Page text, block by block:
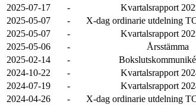
2025-07-17
-
Kvartalsrapport
2025-05-07
-
X-dag ordinarie utdelning
2025-05-07
-
Kvartalsrapport
2025-05-06
-
Årsstämma
2025-02-14
-
2024-10-22
-
Kvartalsrapport
2024-07-19
-
Kvartalsrapport
2024-04-26
-
X-dag ordinarie utdelning